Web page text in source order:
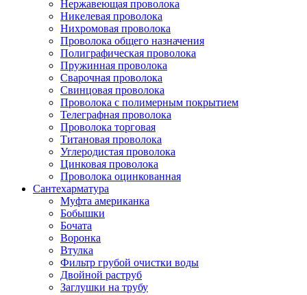
Нержавеющая проволока
Никелевая проволока
Нихромовая проволока
Проволока общего назначения
Полиграфическая проволока
Пружинная проволока
Сварочная проволока
Свинцовая проволока
Проволока с полимерным покрытием
Телеграфная проволока
Проволока торговая
Титановая проволока
Углеродистая проволока
Цинковая проволока
Проволока оцинкованная
Сантехарматура
Муфта американка
Бобышки
Бочата
Воронка
Втулка
Фильтр грубой очистки воды
Двойной раструб
Заглушки на трубу